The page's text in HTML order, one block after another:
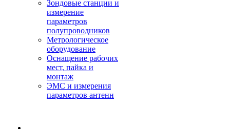
Зондовые станции и
измерение
параметров
полупроводников
Метрологическое
оборудование
Оснащение рабочих
мест, пайка и
монтаж
ЭМС и измерения
параметров антенн